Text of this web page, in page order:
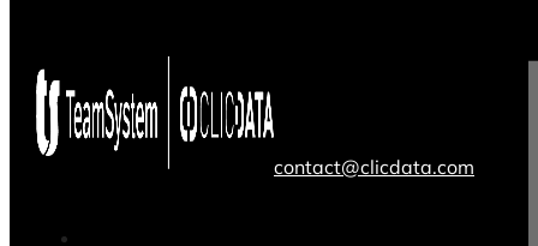
contact@clicdata.com